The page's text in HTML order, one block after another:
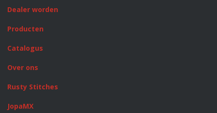
Dealer worden
Producten
Catalogus
Over ons
Rusty Stitches
JopaMX